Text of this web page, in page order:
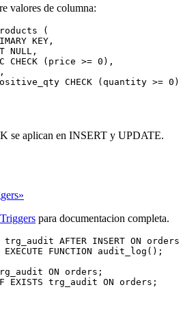
valores de columna:
(
KEY ,
NULL ,
CHECK (price >= 0 ),
,
CHECK (quantity >= 0 )
se aplican en INSERT y UPDATE.
para documentacion completa.
trg_audit AFTER INSERT ON orders
EXECUTE FUNCTION audit_log();
ON orders;
EXISTS trg_audit ON orders;